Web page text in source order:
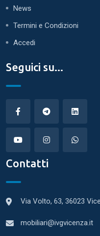
News
Termini e Condizioni
Accedi
Seguici su...
Contatti
Via Volto, 63, 36023
mobiliari@ivgvicenza.it